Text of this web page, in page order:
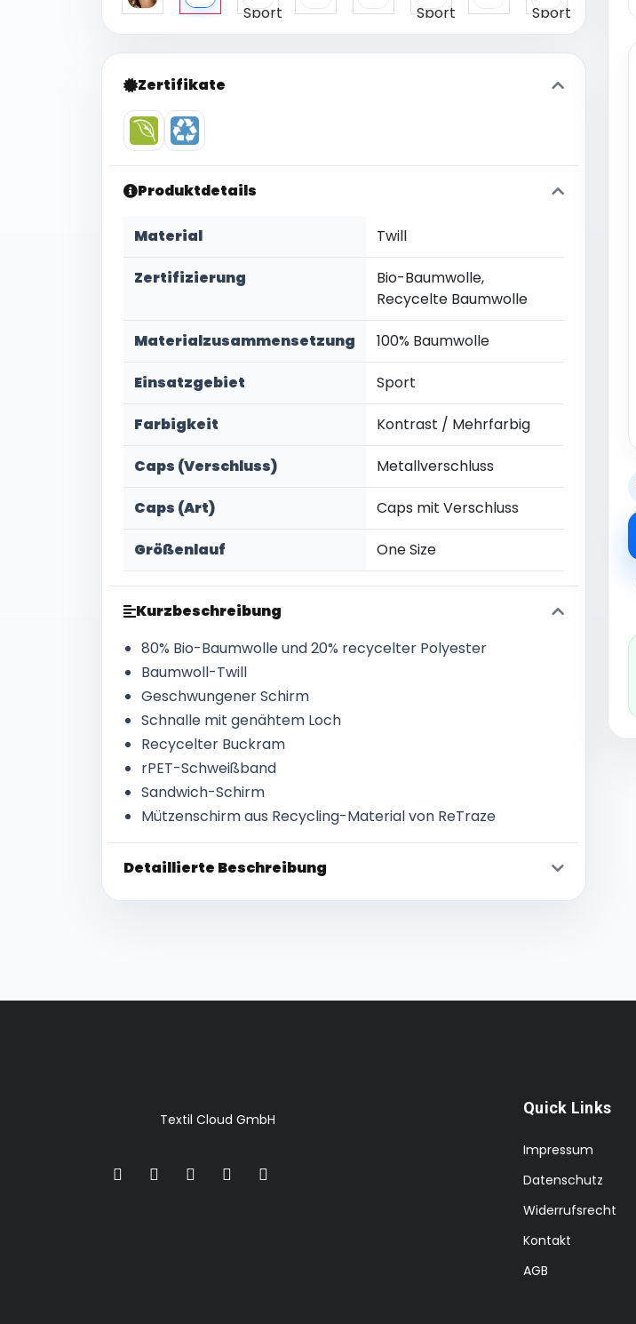
Zertifikate
Produktdetails
Material Twill
Zertifizierung
Bio-Baumwolle,
Recycelte Baumwolle
Materialzusammensetzung 100% Baumwolle
Einsatzgebiet Sport
Farbigkeit Kontrast / Mehrfarbig
Caps (Verschluss) Metallverschluss
Caps (Art) Caps mit Verschluss
Größenlauf One Size
Kurzbeschreibung
80% Bio-Baumwolle und 20% recycelter Polyester
Baumwoll-Twill
Geschwungener Schirm
Schnalle mit genähtem Loch
Recycelter Buckram
rPET-Schweißband
Sandwich-Schirm
Mützenschirm aus Recycling-Material von ReTraze
Detaillierte Beschreibung
Textil Cloud GmbH
Quick Links
Impressum
Datenschutz
Widerrufsrecht
Kontakt
AGB